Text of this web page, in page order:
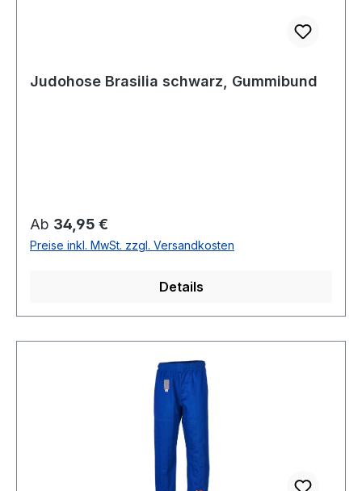
Judohose Brasilia schwarz, Gummibund
Regulärer Preis:
Ab 34,95 €
Preise inkl. MwSt. zzgl. Versandkosten
Details